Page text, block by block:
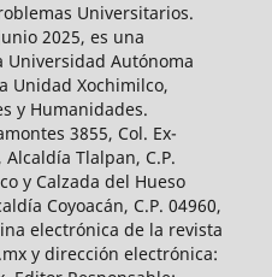
Universitarios.
2025, es una
Autónoma
Unidad Xochimilco,
y Humanidades.
3855, Col. Ex-
Alcaldía Tlalpan, C.P.
y Calzada del Hueso
Coyoacán, C.P. 04960,
electrónica de la revista
y dirección electrónica: